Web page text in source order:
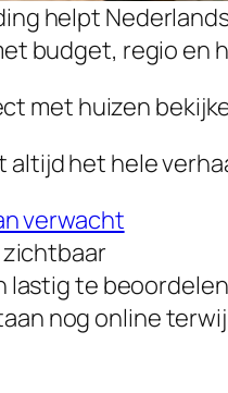
helpt
budget, regio en
met huizen
altijd het hele
verwacht
lastig te beoordelen
nog online